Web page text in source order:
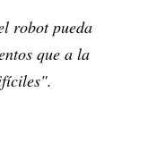
robot pueda
que a la